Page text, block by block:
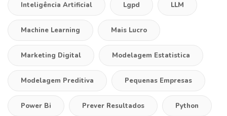
Inteligência Artificial Lgpd LLM
Machine Learning Mais Lucro
Marketing Digital Modelagem Estatistica
Modelagem Preditiva Pequenas Empresas
Power Bi Prever Resultados Python